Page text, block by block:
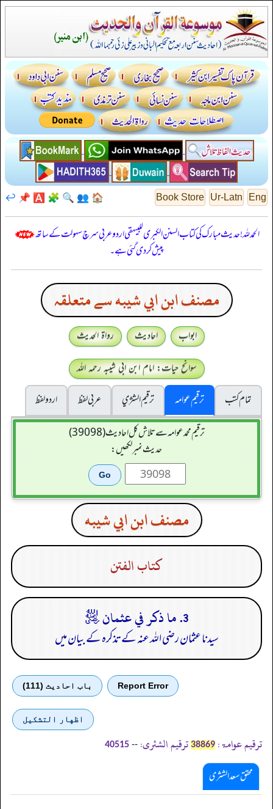
Eng
Ur-Latn
Book Store
🏠
👥
🔍
🧩
🅰️
📌
↩️
الحمدللہ! حدیث مبارک کی کتاب السنن الكبرى للبيهقي اردو عربی سرچ سہولت کے ساتھ
پیش کر دی گئی ہے۔
مصنف ابن ابي شيبه سے متعلقہ
ابواب احادیث
رواۃ الحدیث
سوانح حیات: امام ابن ابی شیبہ رحمہ اللہ
تمام کتب
ترقیم عوامہ ترقيم الشژي عربی لفظ
اردو لفظ
ترقیم محمدعوامہ سے تلاش کل احادیث (39098)
حدیث نمبر لکھیں:
مصنف ابن ابي شيبه
كتاب الفتن
3. ما ذكر في عثمان ﵁
سیدنا عثمان رضی اللہ عنہ کے تذکرہ کے بیان میں
Report Error باب احادیث (111)
اظهار التشكيل
ترقیم عوامۃ: 38869 ترقیم الشثری: --
40515
محقق سعد الشثری